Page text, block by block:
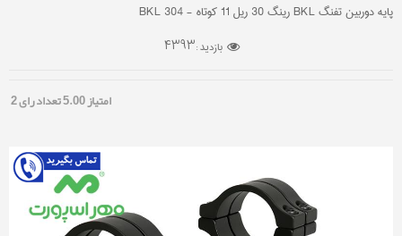
پایه دوربین تفنگ BKL رینگ 30 ریل 11 کوتاه - BKL 304
بازدید :4393
امتیاز5.00تعداد رای2